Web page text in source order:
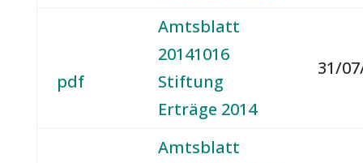
pdf
Amtsblatt
20141016
Stiftung
Erträge 2014
31/
Amtsblatt